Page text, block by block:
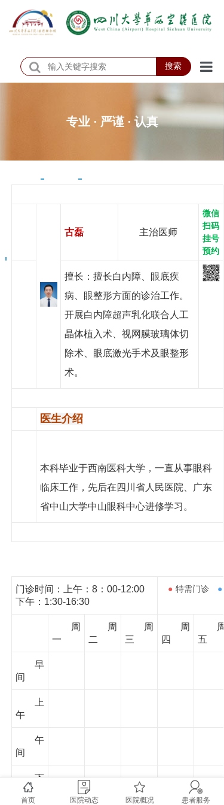
搜索
院务公开
专业 · 严谨 · 认真
古磊 主治医师
微信
扫码
挂号
预约
擅长：擅长白内障、眼底疾
病、眼整形方面的诊治工作。
开展白内障超声乳化联合人工
晶体植入术、视网膜玻璃体切
除术、眼底激光手术及眼整形
术。
医生介绍
本科毕业于西南医科大学，一直从事眼科
临床工作，先后在四川省人民医院、广东
省中山大学中山眼科中心进修学习。
门诊时间：上午：8：00-12:00
下午：1:30-16:30
● 特需门诊 ●
周
一
周
二
周
三
周
四
周
五
早
间
上
午
午
间
下
午
首页 医院动态 医院概况 患者服务